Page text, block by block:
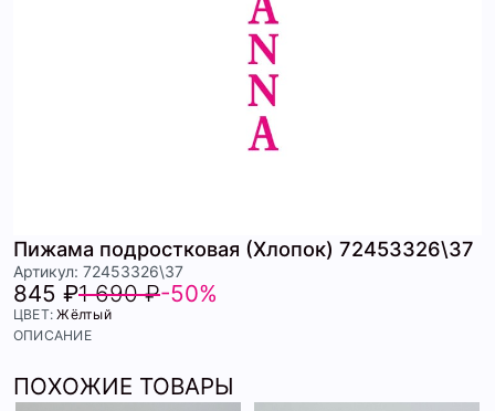
Пижама подростковая (Хлопок) 72453326\37
Артикул: 72453326\37
845 ₽1 690 ₽-50%
ЦВЕТ:Жёлтый
ОПИСАНИЕ
ПОХОЖИЕ ТОВАРЫ